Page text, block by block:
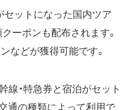
ットになった国内ツア
ーポンも配布されます。
などが獲得可能です。
線・特急券と宿泊がセット
通の種類によって利用で